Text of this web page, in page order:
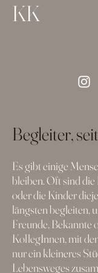
KK
Begleiter,
Es gibt einige
bleiben. Oft sind
oder die Kinder
längsten begleiten,
Freunde, Bekannte
KollegInnen, mit
nur ein kleineres
Lebensweges